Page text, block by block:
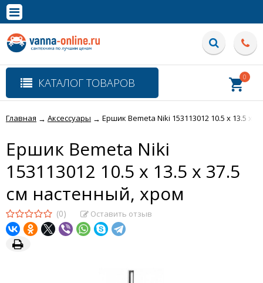
Полная версия сайта
КАТАЛОГ ТОВАРОВ 0
Главная → Аксессуары → Ершик Bemeta Niki 153113012 10.5 x 13.5 x
Ершик Bemeta Niki
153113012 10.5 x 13.5 x 37.5
см настенный, хром
(0) Оставить отзыв